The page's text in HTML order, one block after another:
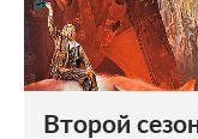
Второй